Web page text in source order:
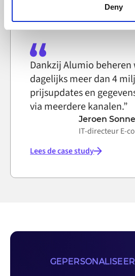
functioning of the website,
party ad networks for advertising
on the internet
Deny
Dankzij Alumio beheren
dagelijks meer dan 4
prijsupdates en
via meerdere kanalen.”
Jeroen
IT-directeur E-
Lees de case study